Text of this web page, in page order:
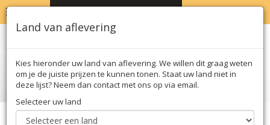
Land van aflevering
Kies hieronder uw land van aflevering. We willen dit graag weten
om je de juiste prijzen te kunnen tonen. Staat uw land niet in
deze lijst? Neem dan contact met ons op via email.
Selecteer uw land